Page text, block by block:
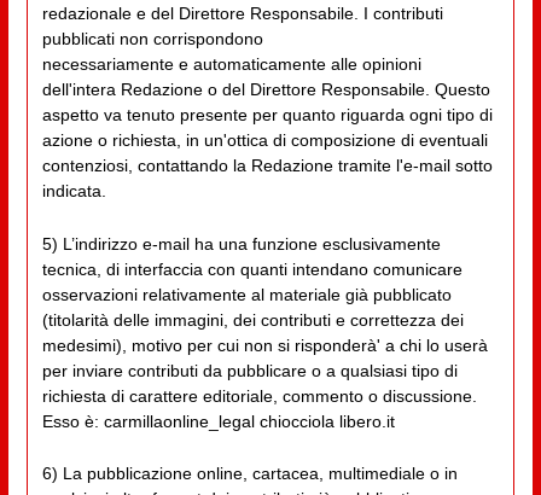
redazionale e del Direttore Responsabile. I contributi
pubblicati non corrispondono
necessariamente e automaticamente alle opinioni
dell'intera Redazione o del Direttore Responsabile. Questo
aspetto va tenuto presente per quanto riguarda ogni tipo di
azione o richiesta, in un'ottica di composizione di eventuali
contenziosi, contattando la Redazione tramite l'e-mail sotto
indicata.
5) L’indirizzo e-mail ha una funzione esclusivamente
tecnica, di interfaccia con quanti intendano comunicare
osservazioni relativamente al materiale già pubblicato
(titolarità delle immagini, dei contributi e correttezza dei
medesimi), motivo per cui non si risponderà' a chi lo userà
per inviare contributi da pubblicare o a qualsiasi tipo di
richiesta di carattere editoriale, commento o discussione.
Esso è: carmillaonline_legal chiocciola libero.it
6) La pubblicazione online, cartacea, multimediale o in